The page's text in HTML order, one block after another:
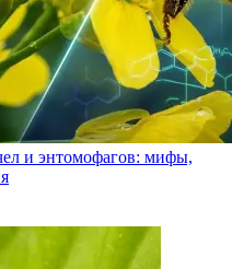
и энтомофагов: мифы,